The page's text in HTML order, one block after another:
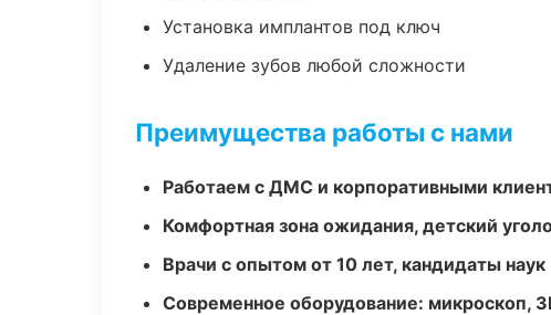
Установка имплантов под ключ
Удаление зубов любой сложности
Преимущества работы с нами
Работаем с ДМС и корпоративными
Комфортная зона ожидания, детский
Врачи с опытом от 10 лет, кандидаты наук
Современное оборудование: микроскоп,